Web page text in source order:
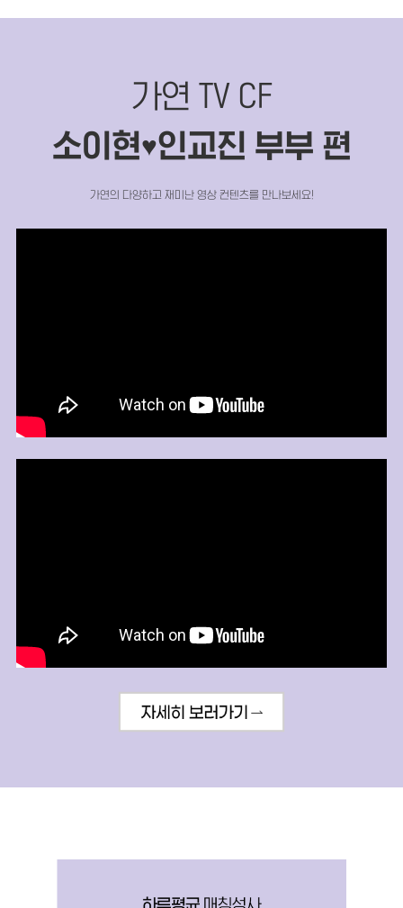
가연 TV CF
소이현♥인교진 부부 편
가연의 다양하고 재미난 영상 컨텐츠를 만나보세요!